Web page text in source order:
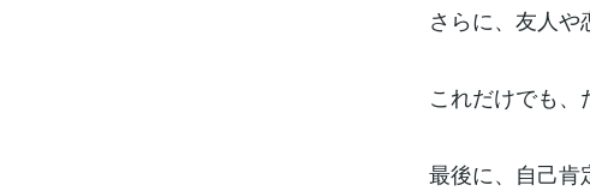
さらに、友人や
これだけでも、
最後に、自己肯